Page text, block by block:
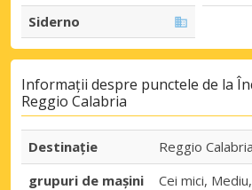
Siderno
Informații despre punctele de la
Reggio Calabria
Destinaţie
Reggio Calabria
grupuri de mașini
Cei mici,